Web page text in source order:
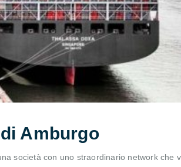
Amburgo
società con uno straordinario network che